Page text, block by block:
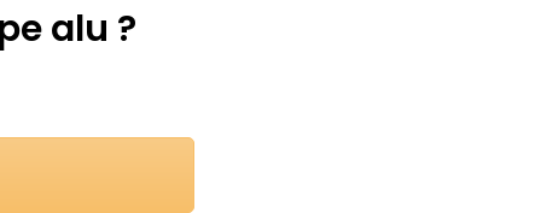
alu ?